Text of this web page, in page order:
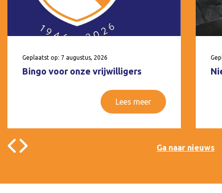
Geplaatst op: 7 augustus, 2026
Bingo voor onze vrijwilligers
Lees meer
Ga naar nieuws